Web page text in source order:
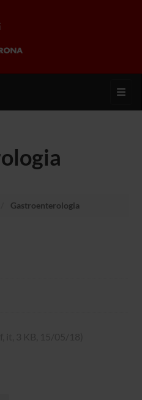
Gastroenterologia